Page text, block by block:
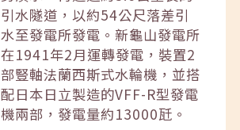
引水隧道，以約54公尺落差引
水至發電所發電。新龜山發電所
在1941年2月運轉發電，裝置2
部豎軸法蘭西斯式水輪機，並搭
配日本日立製造的VFF-R型發電
機兩部，發電量約13000瓩。